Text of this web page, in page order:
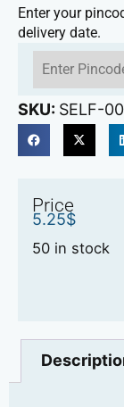
Enter your
delivery date.
SKU: SELF-
Price
5.25$
50 in stock